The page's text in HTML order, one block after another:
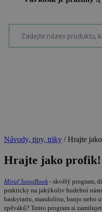
Návody, tipy, triky /Hrajte
Hrajte jako profik!
Miraf SongBook - skvělý program,
prakticky na jakýkoliv hudební
baskytariu, mandolínu, banjo nebo
zpěváků? Tento program si